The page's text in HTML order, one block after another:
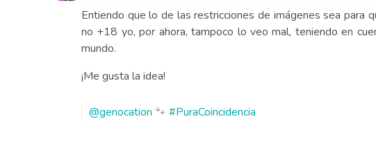
Entiendo que lo de las restricciones de imágenes sea para
no +18 yo, por ahora, tampoco lo veo mal, teniendo en
mundo.
¡Me gusta la idea!
@genocation 🐾 #PuraCoincidencia